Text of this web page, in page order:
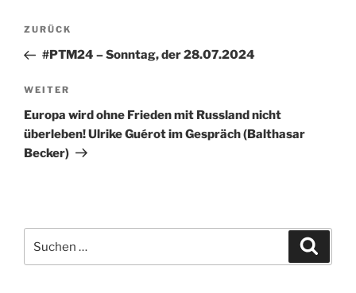
Beitragsnavigation
Vorheriger
Beitrag
ZURÜCK
#PTM24 – Sonntag, der 28.07.2024
Nächster
Beitrag
WEITER
Europa wird ohne Frieden mit Russland nicht
überleben! Ulrike Guérot im Gespräch (Balthasar
Becker)
nach: